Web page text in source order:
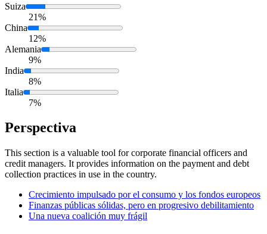
Suiza
21%
China
12%
Alemania
9%
India
8%
Italia
7%
Perspectiva
This section is a valuable tool for corporate financial officers and
credit managers. It provides information on the payment and debt
collection practices in use in the country.
Crecimiento impulsado por el consumo y los fondos europeos
Finanzas públicas sólidas, pero en progresivo debilitamiento
Una nueva coalición muy frágil